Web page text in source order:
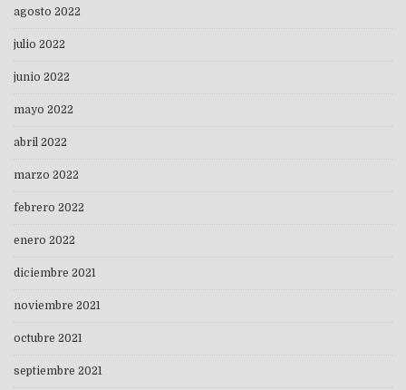
agosto 2022
julio 2022
junio 2022
mayo 2022
abril 2022
marzo 2022
febrero 2022
enero 2022
diciembre 2021
noviembre 2021
octubre 2021
septiembre 2021